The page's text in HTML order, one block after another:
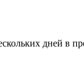
дней в